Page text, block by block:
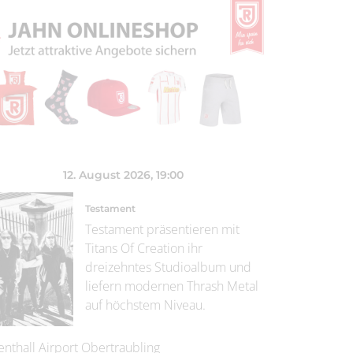
12. August 2026, 19:00
Testament
Testament präsentieren mit
Titans Of Creation ihr
dreizehntes Studioalbum und
liefern modernen Thrash Metal
auf höchstem Niveau.
Airport Obertraubling